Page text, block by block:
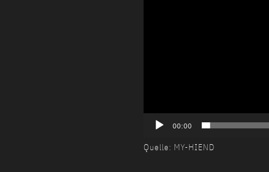
00:00
Quelle: MY-HIEND